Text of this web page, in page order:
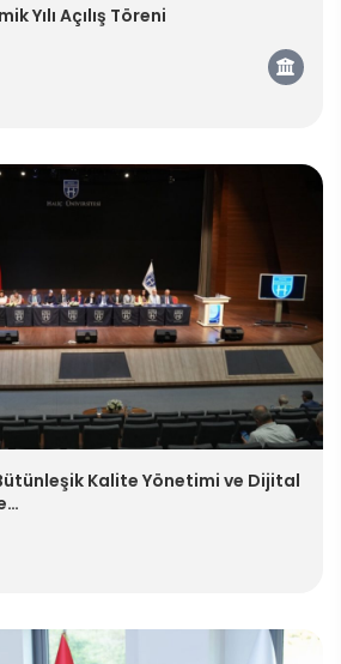
Yılı Açılış Töreni
Kalite Yönetimi ve Dijital